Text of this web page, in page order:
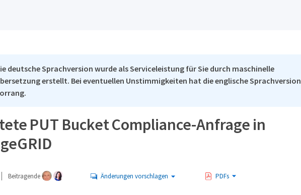
deutsche Sprachversion wurde als Serviceleistung für Sie durch maschinelle
erstellt. Bei eventuellen Unstimmigkeiten hat die englische Sprachversion
PUT Bucket Compliance-Anfrage in
Beitragende Änderungen vorschlagen PDFs